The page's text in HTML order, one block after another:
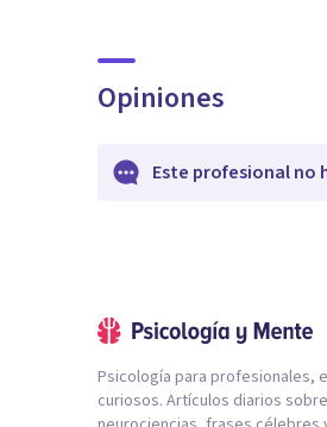
Opiniones
Este profesional no
Psicología para profesionales,
curiosos. Artículos diarios